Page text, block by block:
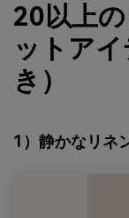
20以上
ットア
き）
1）静かなリネ